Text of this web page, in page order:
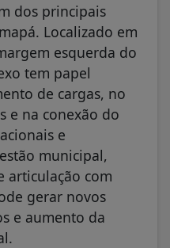
dos principais
Localizado em
esquerda do
tem papel
de cargas, no
e na conexão do
e
municipal,
articulação com
gerar novos
e aumento da